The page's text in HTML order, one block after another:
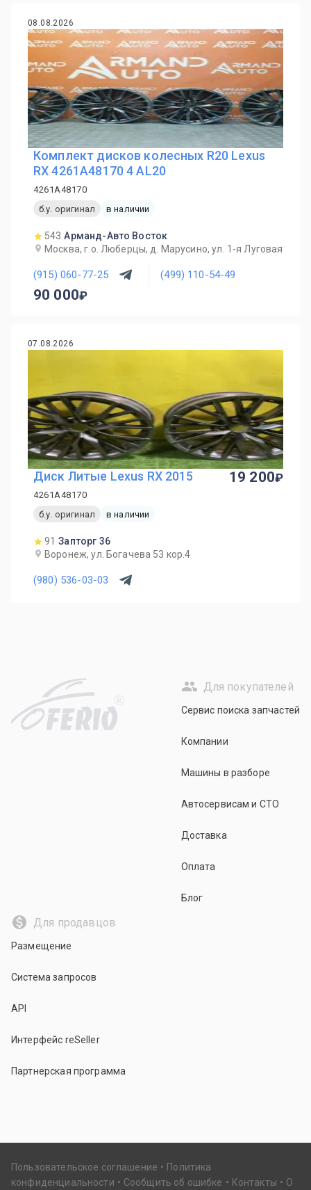
08.08.2026
Комплект дисков колесных R20 Lexus
RX 4261A48170 4 AL20
4261A48170
б.у. оригинал
в наличии
543 Арманд-Авто Восток
Москва, г.о. Люберцы, д. Марусино, ул. 1-я Луговая
(915) 060-77-25 (499) 110-54-49
90 000
07.08.2026
Диск Литые Lexus RX 2015
4261A48170
б.у. оригинал
в наличии
91 Запторг 36
Воронеж, ул. Богачева 53 кор.4
(980) 536-03-03
19 200
R
Для покупателей
Сервис поиска запчастей
Компании
Машины в разборе
Автосервисам и СТО
Доставка
Оплата
Блог
Для продавцов
Размещение
Система запросов
API
Интерфейс reSeller
Партнерская программа
Пользовательское соглашение
Политика
конфиденциальности
Сообщить об ошибке Контакты О